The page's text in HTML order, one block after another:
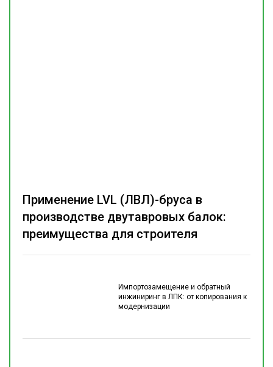
Импортозамещение и обратный
инжиниринг в ЛПК: от копирования к
модернизации
Применение LVL (ЛВЛ)-бруса в
производстве двутавровых балок:
преимущества для строителя